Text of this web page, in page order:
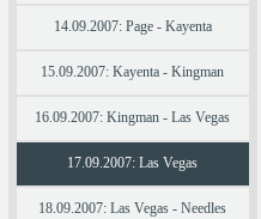
14.09.2007: Page - Kayenta
15.09.2007: Kayenta - Kingman
16.09.2007: Kingman - Las Vegas
17.09.2007: Las Vegas
18.09.2007: Las Vegas - Needles